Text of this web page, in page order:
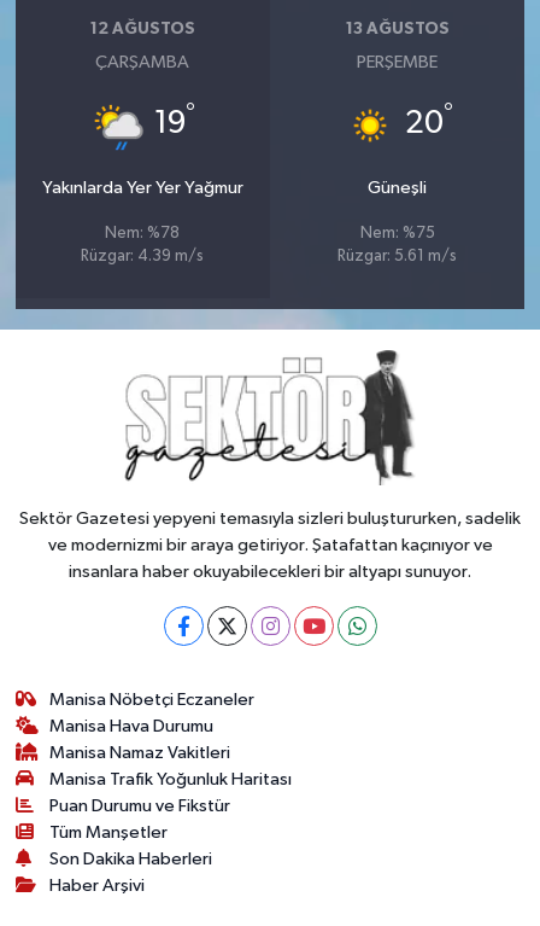
12 AĞUSTOS
ÇARŞAMBA
19°
Yakınlarda Yer Yer Yağmur
Nem: %78
Rüzgar: 4.39 m/s
13 AĞUSTOS
PERŞEMBE
20°
Güneşli
Nem: %75
Rüzgar: 5.61 m/s
Sektör Gazetesi yepyeni temasıyla sizleri buluştururken, sadelik
ve modernizmi bir araya getiriyor. Şatafattan kaçınıyor ve
insanlara haber okuyabilecekleri bir altyapı sunuyor.
Manisa Nöbetçi Eczaneler
Manisa Hava Durumu
Manisa Namaz Vakitleri
Manisa Trafik Yoğunluk Haritası
Puan Durumu ve Fikstür
Tüm Manşetler
Son Dakika Haberleri
Haber Arşivi